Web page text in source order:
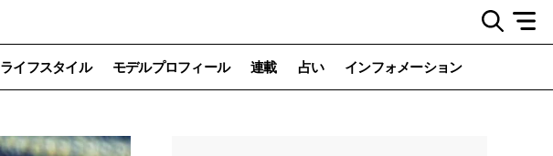
ライフスタイル モデルプロフィール 連載 占い インフォメーション